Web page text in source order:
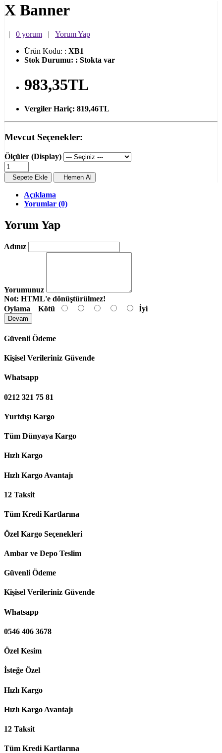
X Banner
0 yorum
Yorum Yap
Ürün Kodu: : XB1
Stok Durumu: : Stokta var
983,35TL
Vergiler Hariç: 819,46TL
Mevcut Seçenekler:
Ölçüler (Display)
Sepete Ekle Hemen Al
Açıklama
Yorumlar (0)
Yorum Yap
Adınız
Yorumunuz
Not: HTML'e dönüştürülmez!
Oylama Kötü İyi
Devam
Güvenli Ödeme
Kişisel Verileriniz Güvende
Whatsapp
0212 321 75 81
Yurtdışı Kargo
Tüm Dünyaya Kargo
Hızlı Kargo
Hızlı Kargo Avantajı
12 Taksit
Tüm Kredi Kartlarına
Özel Kargo Seçenekleri
Ambar ve Depo Teslim
Güvenli Ödeme
Kişisel Verileriniz Güvende
Whatsapp
0546 406 3678
Özel Kesim
İsteğe Özel
Hızlı Kargo
Hızlı Kargo Avantajı
12 Taksit
Tüm Kredi Kartlarına